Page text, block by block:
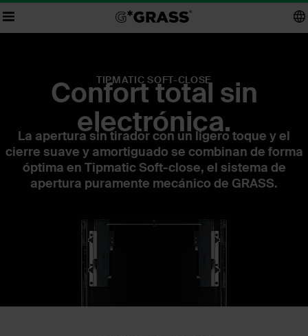
TIPMATIC SOFT-CLOSE
Confort total sin
electrónica.
La apertura sin tirador con un ligero toque y el
cierre suave y amortiguado se combinan de forma
óptima en Tipmatic Soft-close, el sistema de
apertura puramente mecánico de GRASS.